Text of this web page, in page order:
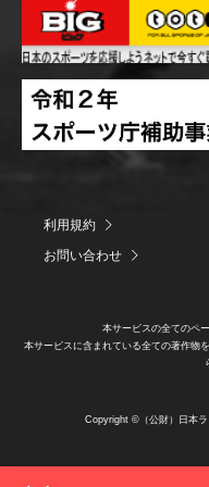
利用規約
お問い合わせ
本サービスの全てのペ
本サービスに含まれている全ての著作物
Copyright ©（公財）日本